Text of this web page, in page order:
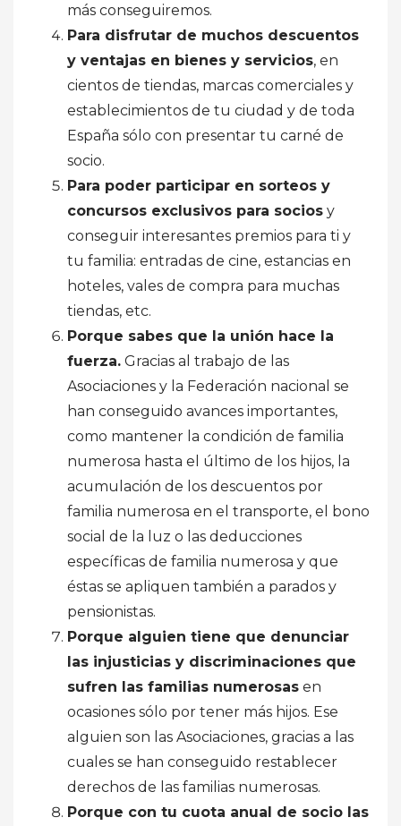
más conseguiremos.
Para disfrutar de muchos descuentos
y ventajas en bienes y servicios, en
cientos de tiendas, marcas comerciales y
establecimientos de tu ciudad y de toda
España sólo con presentar tu carné de
socio.
Para poder participar en sorteos y
concursos exclusivos para socios y
conseguir interesantes premios para ti y
tu familia: entradas de cine, estancias en
hoteles, vales de compra para muchas
tiendas, etc.
Porque sabes que la unión hace la
fuerza. Gracias al trabajo de las
Asociaciones y la Federación nacional se
han conseguido avances importantes,
como mantener la condición de familia
numerosa hasta el último de los hijos, la
acumulación de los descuentos por
familia numerosa en el transporte, el bono
social de la luz o las deducciones
específicas de familia numerosa y que
éstas se apliquen también a parados y
pensionistas.
Porque alguien tiene que denunciar
las injusticias y discriminaciones que
sufren las familias numerosas en
ocasiones sólo por tener más hijos. Ese
alguien son las Asociaciones, gracias a las
cuales se han conseguido restablecer
derechos de las familias numerosas.
Porque con tu cuota anual de socio las